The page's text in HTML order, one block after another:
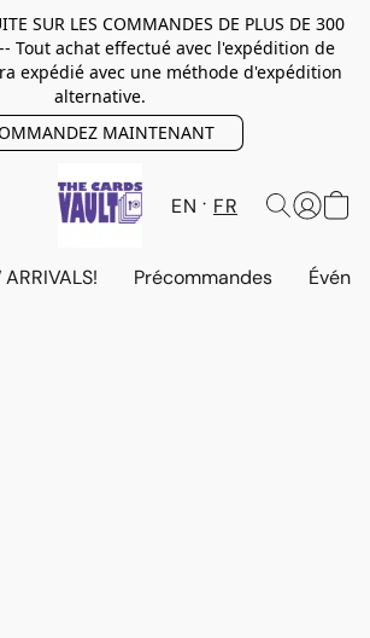
SUR LES COMMANDES DE PLUS DE 300
-- Tout achat effectué avec l'expédition de
expédié avec une méthode d'expédition
alternative.
MAINTENANT
EN FR
ARRIVALS! Précommandes